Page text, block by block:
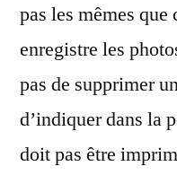
pas les mêmes
enregistre les
pas de supprimer
d’indiquer dans la
doit pas être